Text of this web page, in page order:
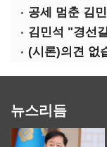
공세 멈춘 김
(시론)의견 없
뉴스리듬